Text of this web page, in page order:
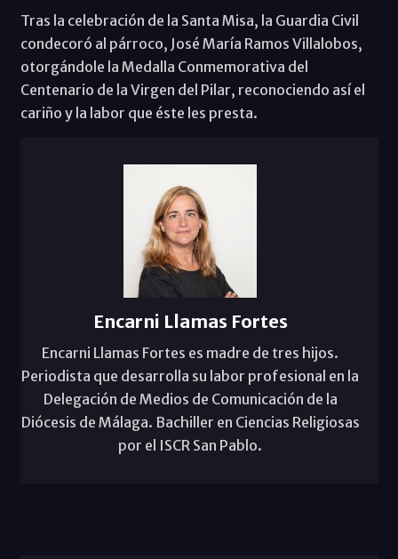
Tras la celebración de la Santa Misa, la Guardia Civil
condecoró al párroco, José María Ramos Villalobos,
otorgándole la Medalla Conmemorativa del
Centenario de la Virgen del Pilar, reconociendo así el
cariño y la labor que éste les presta.
Encarni Llamas Fortes
Encarni Llamas Fortes es madre de tres hijos.
Periodista que desarrolla su labor profesional en la
Delegación de Medios de Comunicación de la
Diócesis de Málaga. Bachiller en Ciencias Religiosas
por el ISCR San Pablo.